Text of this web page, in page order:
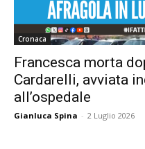
Cronaca
Francesca morta
Cardarelli, avviata
all’ospedale
Gianluca Spina - 2 Luglio 2026